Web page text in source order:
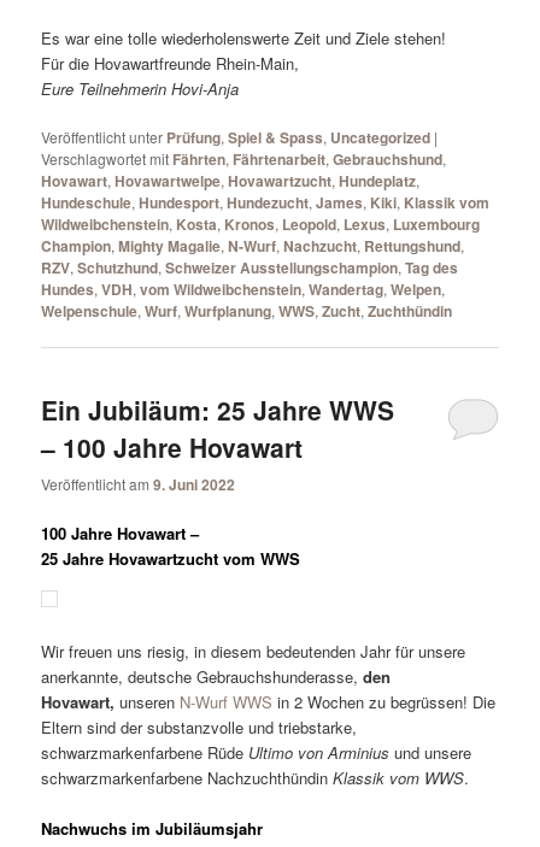
Es war eine tolle wiederholenswerte Zeit und Ziele stehen!
Für die Hovawartfreunde Rhein-Main,
Eure Teilnehmerin Hovi-Anja
Veröffentlicht unter Prüfung,Spiel & Spass, Uncategorized |
Verschlagwortet mit Fährten, Fährtenarbeit,Gebrauchshund,
Hovawart,Hovawartwelpe,Hovawartzucht,Hundeplatz,
Hundeschule,Hundesport,Hundezucht,James, Kiki, Klassik vom
Wildweibchenstein, Kosta, Kronos, Leopold, Lexus, Luxembourg
Champion,Mighty Magalie,N-Wurf,Nachzucht, Rettungshund,
RZV,Schutzhund,Schweizer Ausstellungschampion,Tag des
Hundes,VDH,vom Wildweibchenstein,Wandertag,Welpen,
Welpenschule,Wurf,Wurfplanung,WWS,Zucht,Zuchthündin
Ein Jubiläum: 25 Jahre WWS
– 100 Jahre Hovawart
Veröffentlicht am9. Juni 2022
100 Jahre Hovawart –
25 Jahre Hovawartzucht vom WWS
Wir freuen uns riesig, in diesem bedeutenden Jahr für unsere
anerkannte, deutsche Gebrauchshunderasse,den
Hovawart, unseren N-Wurf WWS in 2 Wochen zu begrüssen! Die
Eltern sind der substanzvolle und triebstarke,
schwarzmarkenfarbene Rüde Ultimo von Arminius und unsere
schwarzmarkenfarbene NachzuchthündinKlassik vom WWS.
Nachwuchs im Jubiläumsjahr